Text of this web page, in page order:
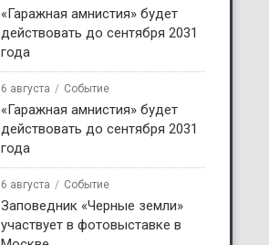
«Гаражная амнистия» будет
действовать до сентября 2031
года
6 августа Событие
«Гаражная амнистия» будет
действовать до сентября 2031
года
6 августа Событие
Заповедник «Черные земли»
участвует в фотовыставке в